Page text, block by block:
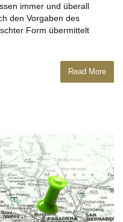
immer und überall
den Vorgaben des
Form übermittelt
Read More